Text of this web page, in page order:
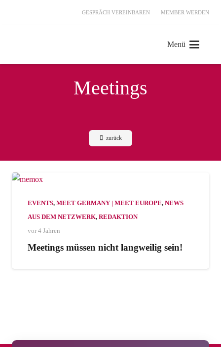
GESPRÄCH VEREINBAREN MEMBER WERDEN
Menü
Meetings
zurück
EVENTS, MEET GERMANY | MEET EUROPE, NEWS
AUS DEM NETZWERK, REDAKTION
vor 4 Jahren
Meetings müssen nicht langweilig sein!